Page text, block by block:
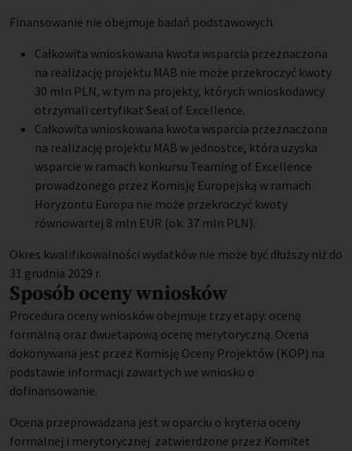
Finansowanie nie obejmuje badań podstawowych.
Całkowita wnioskowana kwota wsparcia przeznaczona
na realizację projektu MAB nie może przekroczyć kwoty
30 mln PLN, w tym na projekty, których wnioskodawcy
otrzymali certyfikat Seal of Excellence.
Całkowita wnioskowana kwota wsparcia przeznaczona
na realizację projektu MAB w jednostce, która uzyska
wsparcie w ramach konkursu Teaming of Excellence
prowadzonego przez Komisję Europejską w ramach
Horyzontu Europa nie może przekroczyć kwoty
równowartej 8 mln EUR (ok. 37 mln PLN).
Okres kwalifikowalności wydatków nie może być dłuższy niż do
31 grudnia 2029 r.
Sposób oceny wniosków
Procedura oceny wniosków obejmuje trzy etapy: ocenę
formalną oraz dwuetapową ocenę merytoryczną. Ocena
dokonywana jest przez Komisję Oceny Projektów (KOP) na
podstawie informacji zawartych we wniosku o
dofinansowanie.
Ocena przeprowadzana jest w oparciu o kryteria oceny
formalnej i merytorycznej zatwierdzone przez Komitet